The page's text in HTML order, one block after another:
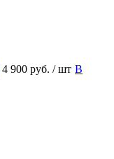
4 900 руб. / шт В